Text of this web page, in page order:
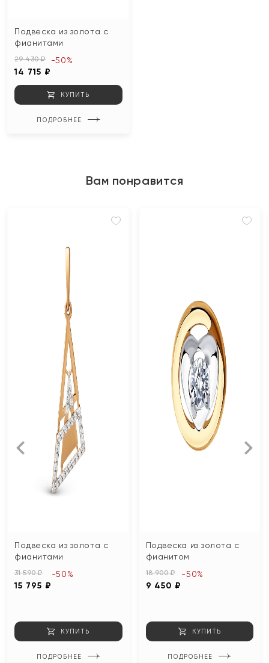
Подвеска из золота с
фианитами
29 430 ₽
14 715 ₽
-50%
КУПИТЬ
ПОДРОБНЕЕ
Вам понравится
Подвеска из золота с
фианитами
31 590 ₽
15 795 ₽
-50%
КУПИТЬ
ПОДРОБНЕЕ
Подвеска из золота с
фианитом
18 900 ₽
9 450 ₽
-50%
КУПИТЬ
ПОДРОБНЕЕ